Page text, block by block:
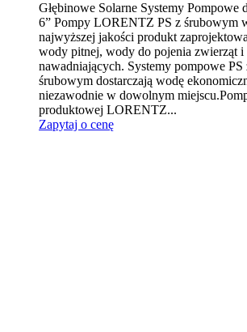
Głębinowe Solarne Systemy Pompowe
6” Pompy LORENTZ PS z śrubowym
najwyższej jakości produkt
wody pitnej, wody do pojenia zwierząt i
nawadniających. Systemy pompowe
śrubowym dostarczają wodę
niezawodnie w dowolnym
produktowej LORENTZ...
Zapytaj o cenę